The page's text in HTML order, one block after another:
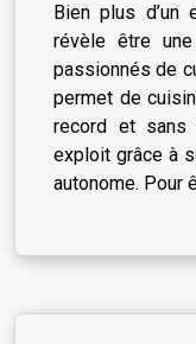
Bien plus
révèle être
passionnés de
permet de
record et
exploit grâce à
autonome. Pour